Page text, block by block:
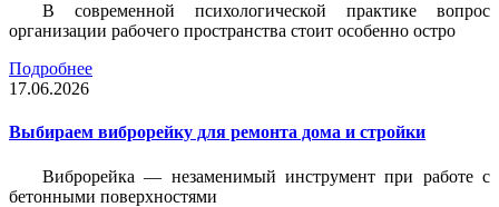
В современной психологической практике вопрос
организации рабочего пространства стоит особенно остро
Подробнее
17.06.2026
Выбираем виброрейку для ремонта дома и стройки
Виброрейка — незаменимый инструмент при работе с
бетонными поверхностями